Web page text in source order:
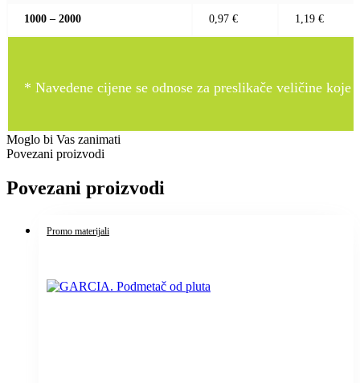
1000 – 2000 0,97 € 1,19 €
* Navedene cijene se odnose za preslikače veličine
Moglo bi Vas zanimati
Povezani proizvodi
Povezani proizvodi
Promo materijali